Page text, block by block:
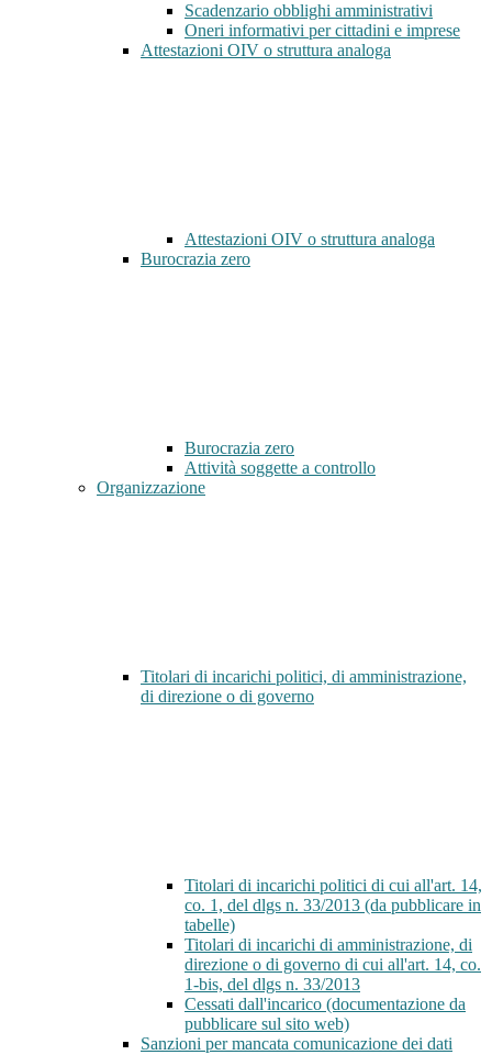
Scadenzario obblighi amministrativi
Oneri informativi per cittadini e imprese
Attestazioni OIV o struttura analoga
Attestazioni OIV o struttura analoga
Burocrazia zero
Burocrazia zero
Attività soggette a controllo
Organizzazione
Titolari di incarichi politici, di amministrazione,
di direzione o di governo
Titolari di incarichi politici di cui all'art. 14,
co. 1, del dlgs n. 33/2013 (da pubblicare in
tabelle)
Titolari di incarichi di amministrazione, di
direzione o di governo di cui all'art. 14, co.
1-bis, del dlgs n. 33/2013
Cessati dall'incarico (documentazione da
pubblicare sul sito web)
Sanzioni per mancata comunicazione dei dati